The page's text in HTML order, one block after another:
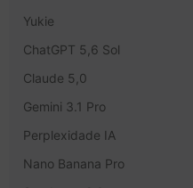
Yukie
ChatGPT 5,6 Sol
Claude 5,0
Gemini 3.1 Pro
Perplexidade IA
Nano Banana Pro